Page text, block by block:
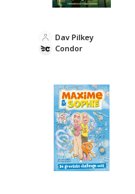
Condor
Dav Pilkey